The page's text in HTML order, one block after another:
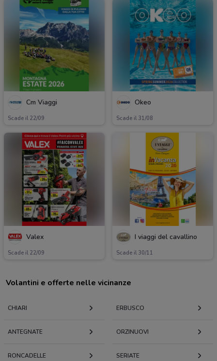
Cm Viaggi
Scade il 22/09
Okeo
Scade il 31/08
Valex
Scade il 22/09
I viaggi del cavallino
Scade il 30/11
Volantini e offerte nelle vicinanze
CHIARI ERBUSCO
ANTEGNATE ORZINUOVI
RONCADELLE SERIATE